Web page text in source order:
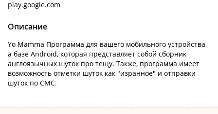
play.google.com
Описание
Yo Mamma Программа для вашего мобильного устройства
а базе Android, которая представляет собой сборник
англоязычных шуток про тещу. Также, программа имеет
возможность отметки шуток как "изранное" и отправки
шуток по СМС.